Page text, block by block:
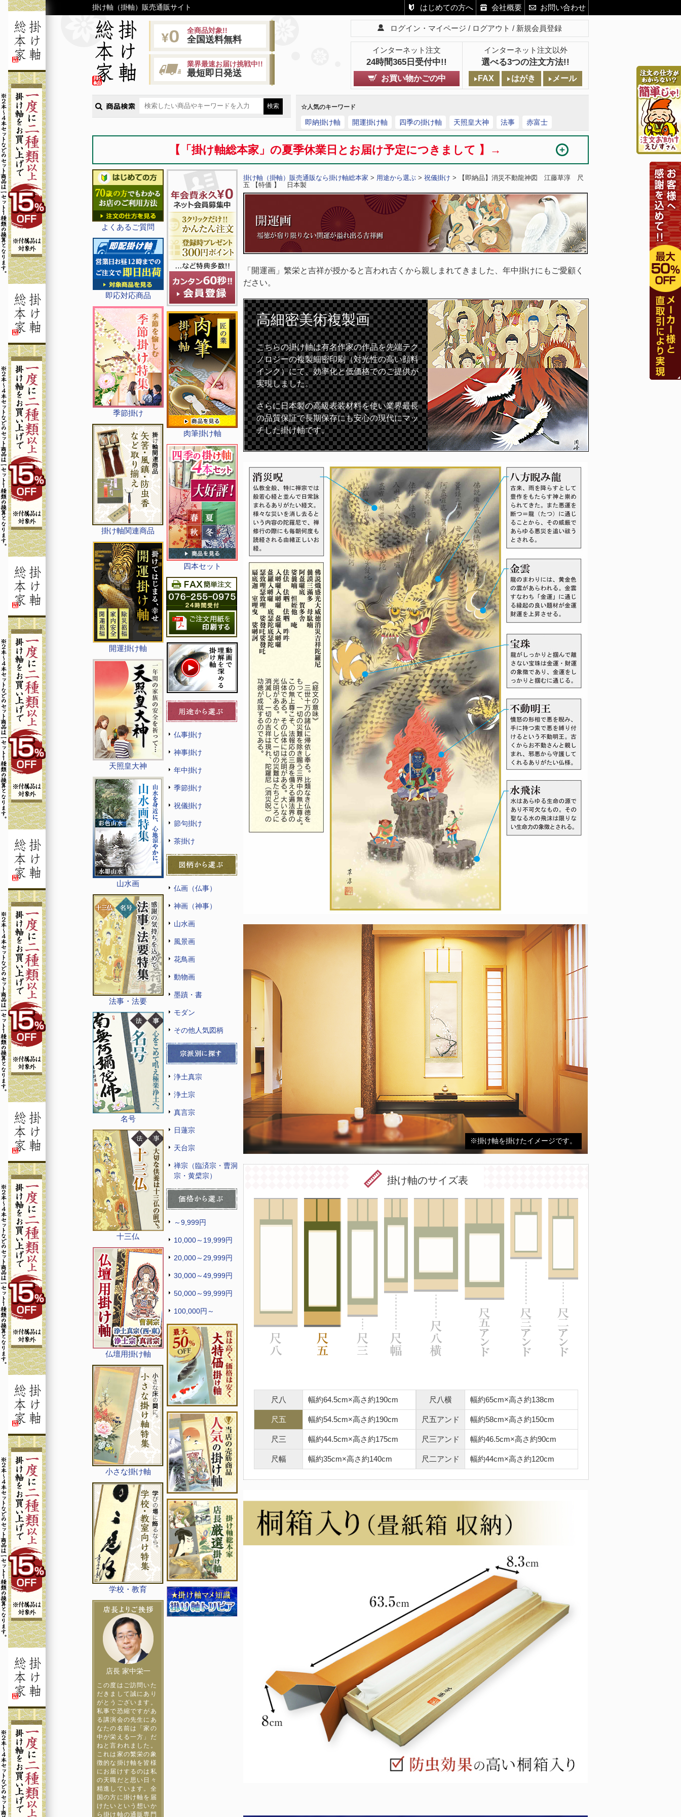
掛け軸（掛軸）販売通販サイト はじめての方へ 会社概要 お問い合わせ
全商品対象!!
全国送料無料
業界最速お届け挑戦中!!
最短即日発送
ログイン・マイページ ログアウト 新規会員登録
インターネット注文
24時間365日受付中!!
インターネット注文以外
選べる3つの注文方法!!
お買い物かごの中 FAX はがき メール
☆人気のキーワード
即納掛け軸 開運掛け軸 四季の掛け軸 天照皇大神 法事 赤富士
【「掛け軸総本家」の夏季休業日とお届け予定につきまして 】→
よくあるご質問
即応対応商品
季節掛け
掛け軸関連商品
開運掛け軸
天照皇大神
山水画
法事・法要
名号
十三仏
仏壇用掛け軸
小さな掛け軸
学校・教育
店長 家中栄一
この度はご訪問いた
だきまして誠にあり
がとうございます。
私事で恐縮ですがあ
る講演会の先生にあ
なたの名前は「家の
中が栄える一方」だ
ねと言われました。
これは家の繁栄の象
徴的な掛け軸を皆様
にお届けするのは私
の天職だと思い日々
精進しています。全
国の方に掛け軸を届
けたいという想いか
ら掛け軸の通販専門
肉筆掛け軸
四本セット
仏事掛け
神事掛け
年中掛け
季節掛け
祝儀掛け
節句掛け
茶掛け
仏画（仏事）
神画（神事）
山水画
風景画
花鳥画
動物画
墨蹟・書
モダン
その他人気図柄
浄土真宗
浄土宗
真言宗
日蓮宗
天台宗
禅宗（臨済宗・曹洞
宗・黄檗宗）
～9,999円
10,000～19,999円
20,000～29,999円
30,000～49,999円
50,000～99,999円
100,000円～
掛け軸（掛軸）販売通販なら掛け軸総本家 > 用途から選ぶ > 祝儀掛け > 【即納品】消災不動龍神図 江藤草淳 尺
五 【特価 】 日本製
「開運画」繁栄と吉祥が授かると言われ古くから親しまれてきました、年中掛けにもご愛顧く
ださい。
高細密美術複製画
こちらの掛け軸は有名作家の作品を先端テク
ノロジーの複製細密印刷（対光性の高い顔料
インク）にて、効率化と低価格でのご提供が
実現しました。
さらに日本製の高級表装材料を使い業界最長
の品質保証で長期保存にも安心の現代にマッ
チした掛け軸です。
※掛け軸を掛けたイメージです。
掛け軸のサイズ表
尺八 幅約64.5cm×高さ約190cm
尺五 幅約54.5cm×高さ約190cm
尺三 幅約44.5cm×高さ約175cm
尺幅 幅約35cm×高さ約140cm
尺八横 幅約65cm×高さ約138cm
尺五アンド 幅約58cm×高さ約150cm
尺三アンド 幅約46.5cm×高さ約90cm
尺二アンド 幅約44cm×高さ約120cm